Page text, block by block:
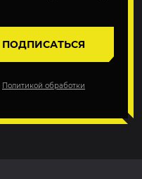
ПОДПИСАТЬСЯ
Политикой обработки